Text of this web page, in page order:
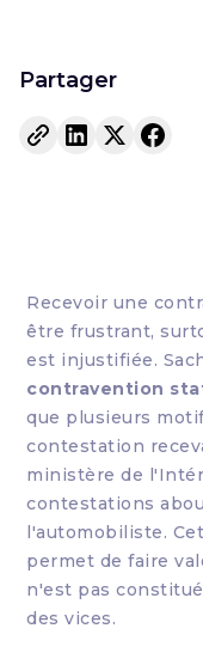
Partager
Recevoir une
être frustrant,
est injustifiée.
contravention
que plusieurs
contestation
ministère de
contestations
l'automobiliste.
permet de faire
n'est pas
des vices.